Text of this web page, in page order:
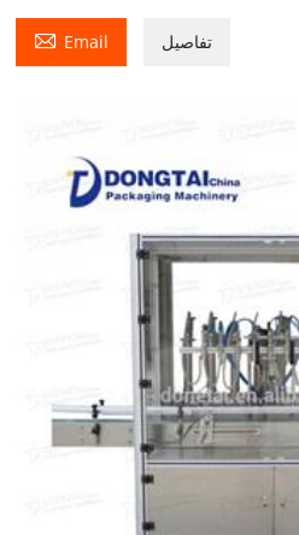
 Email تفاصيل